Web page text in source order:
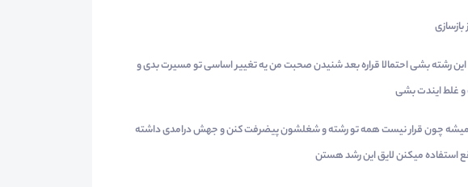
این رشته بشی احتمالا قراره بعد شنیدن صحبت من یه تغییر اساسی تو مسیرت بدی و
غلط ایندت بشی
نمیشه چون قرار نیست همه تو رشته و شغلشون پیضرفت کنن و جهش درامدی داشته
استفاده میکنن لایق این رشد هستن